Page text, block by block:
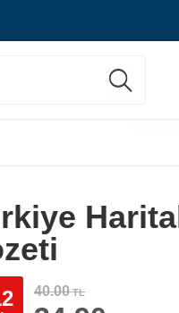
40.00TL